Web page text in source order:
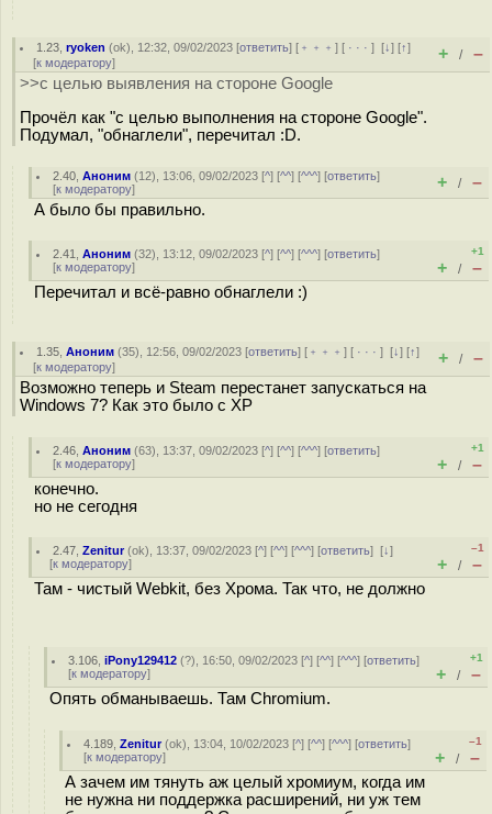
1.23 ,ryoken (ok), 12:32, 09/02/2023 [ответить] [ ﹢﹢﹢] [ · · ·][↓] [↑]
[к модератору] + / –
>>с целью выявления на стороне Google
Прочёл как "с целью выполнения на стороне Google".
Подумал, "обнаглели", перечитал :D.
2.40 ,Аноним (12), 13:06, 09/02/2023 [^] [^^] [^^^] [ответить]
[к модератору] + / –
А было бы правильно.
2.41 ,Аноним (32), 13:12, 09/02/2023 [^] [^^] [^^^] [ответить]
[к модератору]
+1
+ / –
Перечитал и всё-равно обнаглели :)
1.35 ,Аноним (35), 12:56, 09/02/2023 [ответить] [ ﹢﹢﹢] [ · · ·][↓] [↑]
[к модератору] + / –
Возможно теперь и Steam перестанет запускаться на
Windows 7? Как это было с XP
2.46 ,Аноним (63), 13:37, 09/02/2023 [^] [^^] [^^^] [ответить]
[к модератору]
+1
+ / –
конечно.
но не сегодня
2.47 ,Zenitur(ok), 13:37, 09/02/2023 [^] [^^] [^^^] [ответить][↓]
[к модератору]
–1
+ / –
Там - чистый Webkit, без Хрома. Так что, не должно
3.106 ,iPony129412 (?), 16:50, 09/02/2023 [^] [^^] [^^^] [ответить]
[к модератору]
+1
+ / –
Опять обманываешь. Там Chromium.
4.189 ,Zenitur(ok), 13:04, 10/02/2023 [^] [^^] [^^^] [ответить]
[к модератору]
–1
+ / –
А зачем им тянуть аж целый хромиум, когда им
не нужна ни поддержка расширений, ни уж тем